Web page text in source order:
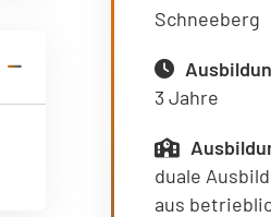
Schneeberg
3 Jahre
duale
aus